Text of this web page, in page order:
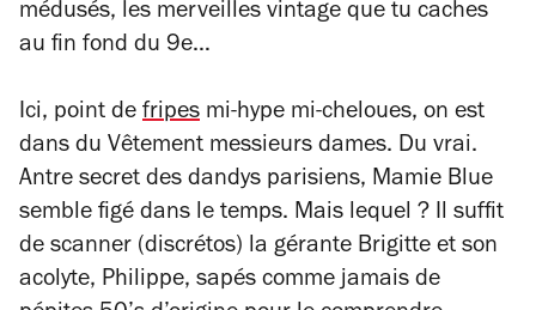
médusés, les merveilles vintage que tu caches
au fin fond du 9e…
Ici, point de fripes mi-hype mi-cheloues, on est
dans du Vêtement messieurs dames. Du vrai.
Antre secret des dandys parisiens, Mamie Blue
semble figé dans le temps. Mais lequel ? Il suffit
de scanner (discrétos) la gérante Brigitte et son
acolyte, Philippe, sapés comme jamais de